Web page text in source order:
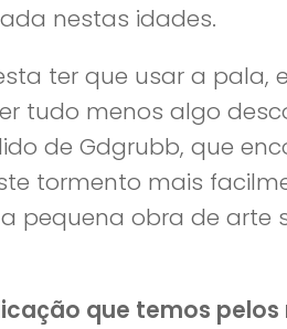
nestas idades.
ter que usar a pala,
tudo menos algo
de Gdgrubb, que
tormento mais
pequena obra de arte
que temos